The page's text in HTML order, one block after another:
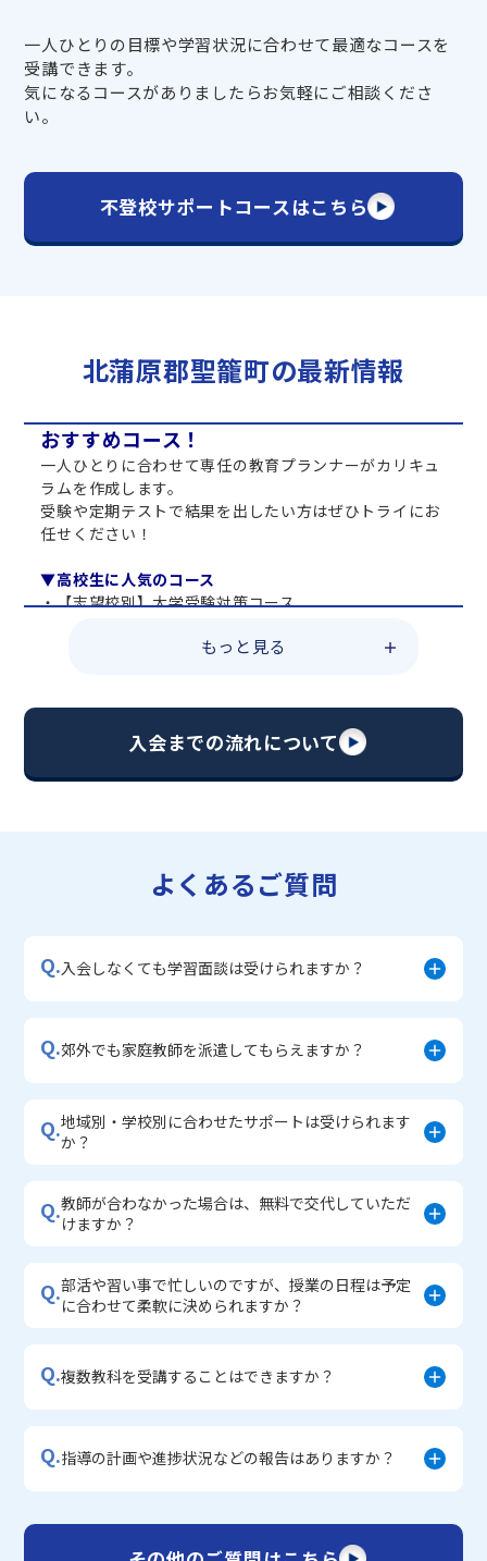
一人ひとりの目標や学習状況に合わせて最適なコースを
受講できます。
気になるコースがありましたらお気軽にご相談くださ
い。
不登校サポートコースはこちら
北蒲原郡聖籠町の最新情報
おすすめコース！
一人ひとりに合わせて専任の教育プランナーがカリキュ
ラムを作成します。
受験や定期テストで結果を出したい方はぜひトライにお
任せください！
▼高校生に人気のコース
・【志望校別】大学受験対策コース
・総合型選抜直前対策コース
・【志望校別】公立・私立高校受験対策コース
・宿題サポートコース
・学習習慣定着コース
もっと見る
入会までの流れについて
よくあるご質問
Q.入会しなくても学習面談は受けられますか？
Q.郊外でも家庭教師を派遣してもらえますか？
Q.地域別・学校別に合わせたサポートは受けられます
か？
Q.教師が合わなかった場合は、無料で交代していただ
けますか？
Q.部活や習い事で忙しいのですが、授業の日程は予定
に合わせて柔軟に決められますか？
Q.複数教科を受講することはできますか？
Q.指導の計画や進捗状況などの報告はありますか？